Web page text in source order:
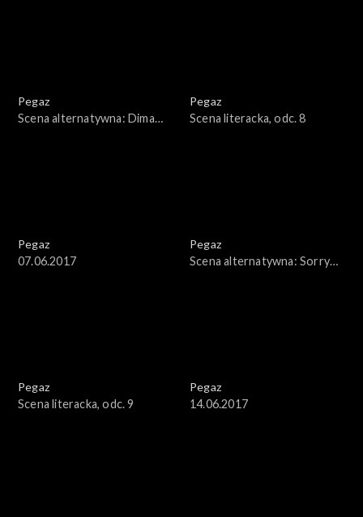
Pegaz
Scena alternatywna: Dima
Pegaz
Scena literacka, odc. 8
Pegaz
07.06.2017
Pegaz
Scena alternatywna: Sorry
Pegaz
Scena literacka, odc. 9
Pegaz
14.06.2017